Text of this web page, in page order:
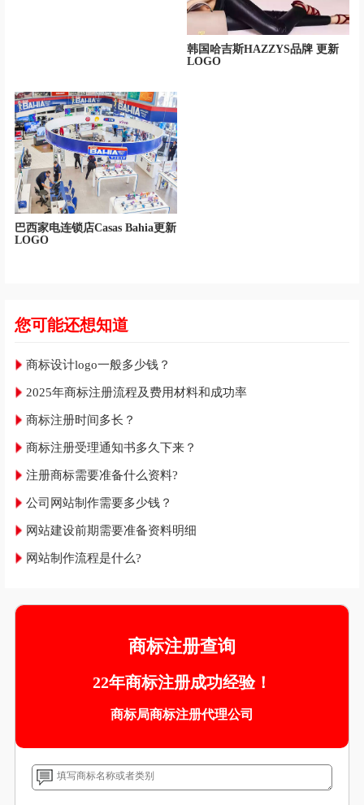
韩国哈吉斯HAZZYS品牌 更新
LOGO
巴西家电连锁店Casas Bahia更新
LOGO
您可能还想知道
商标设计logo一般多少钱？
2025年商标注册流程及费用材料和成功率
商标注册时间多长？
商标注册受理通知书多久下来？
注册商标需要准备什么资料?
公司网站制作需要多少钱？
网站建设前期需要准备资料明细
网站制作流程是什么?
商标注册查询
22年商标注册成功经验！
商标局商标注册代理公司